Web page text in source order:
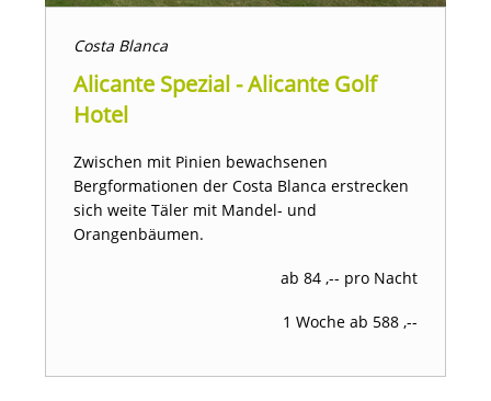
Costa Blanca
Alicante Spezial - Alicante Golf
Hotel
Zwischen mit Pinien bewachsenen
Bergformationen der Costa Blanca erstrecken
sich weite Täler mit Mandel- und
Orangenbäumen.
ab 84 ,-- pro Nacht
1 Woche ab 588 ,--